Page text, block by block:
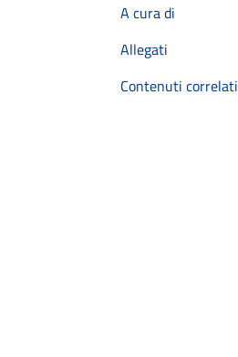
A cura di
Allegati
Contenuti correlati